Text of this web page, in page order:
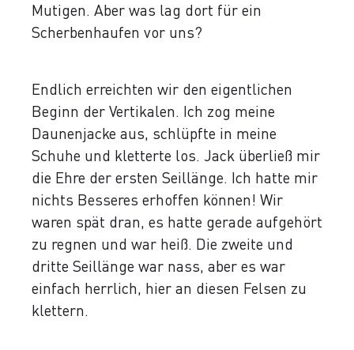
Mutigen. Aber was lag dort für ein
Scherbenhaufen vor uns?
Endlich erreichten wir den eigentlichen
Beginn der Vertikalen. Ich zog meine
Daunenjacke aus, schlüpfte in meine
Schuhe und kletterte los. Jack überließ mir
die Ehre der ersten Seillänge. Ich hatte mir
nichts Besseres erhoffen können! Wir
waren spät dran, es hatte gerade aufgehört
zu regnen und war heiß. Die zweite und
dritte Seillänge war nass, aber es war
einfach herrlich, hier an diesen Felsen zu
klettern.